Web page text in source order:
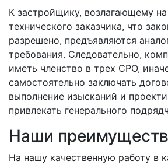
К застройщику, возлагающему
технического заказчика, что
разрешено, предъявляются
требования. Следовательно,
иметь членство в трех СРО,
самостоятельно заключать
выполнение изысканий и
привлекать генерального
Наши
На нашу качественную работу в